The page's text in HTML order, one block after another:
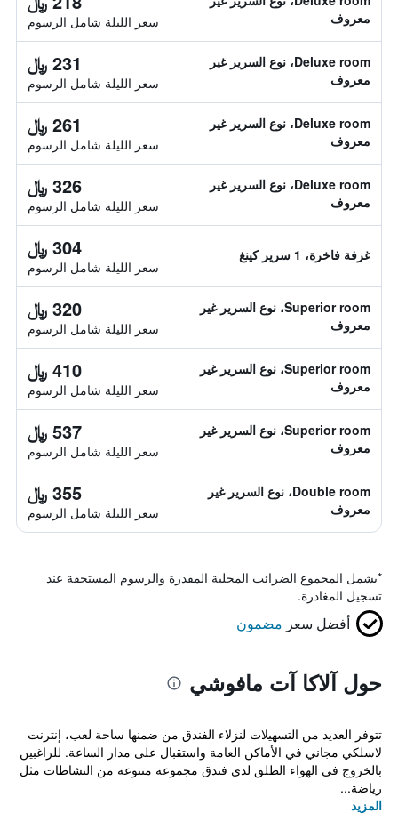
معروف
سعر الليلة شامل الرسوم
Deluxe room، نوع السرير غير
معروف
231 ﷼
سعر الليلة شامل الرسوم
Deluxe room، نوع السرير غير
معروف
261 ﷼
سعر الليلة شامل الرسوم
Deluxe room، نوع السرير غير
معروف
326 ﷼
سعر الليلة شامل الرسوم
غرفة فاخرة، 1 سرير كينغ 304 ﷼
سعر الليلة شامل الرسوم
Superior room، نوع السرير غير
معروف
320 ﷼
سعر الليلة شامل الرسوم
Superior room، نوع السرير غير
معروف
410 ﷼
سعر الليلة شامل الرسوم
Superior room، نوع السرير غير
معروف
537 ﷼
سعر الليلة شامل الرسوم
Double room، نوع السرير غير
معروف
355 ﷼
سعر الليلة شامل الرسوم
*يشمل المجموع الضرائب المحلية المقدرة والرسوم المستحقة عند
تسجيل المغادرة.
أفضل سعر مضمون
حول آلاكا آت مافوشي
تتوفر العديد من التسهيلات لنزلاء الفندق من ضمنها ساحة لعب، إنترنت
لاسلكي مجاني في الأماكن العامة واستقبال على مدار الساعة. للراغبين
بالخروج في الهواء الطلق لدى فندق مجموعة متنوعة من النشاطات مثل
رياضة...
المزيد